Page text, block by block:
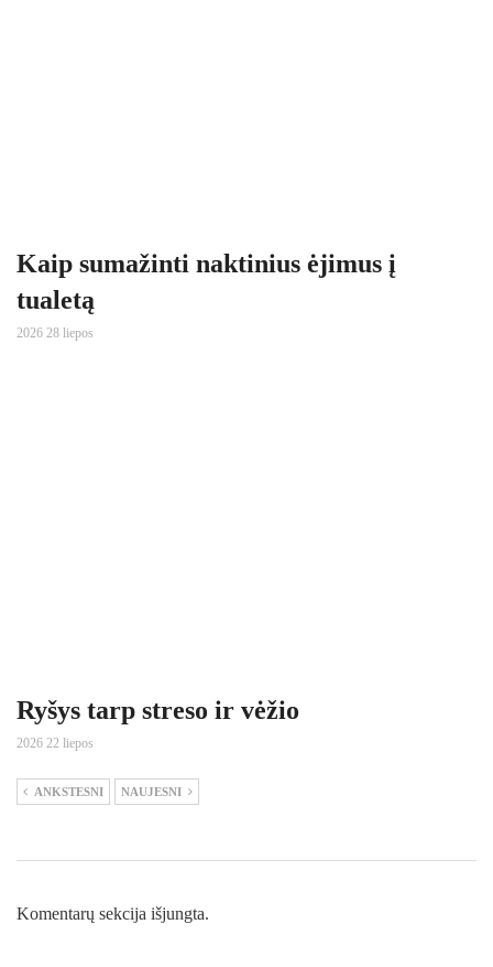
Kaip sumažinti naktinius ėjimus į
tualetą
2026 28 liepos
Ryšys tarp streso ir vėžio
2026 22 liepos
ANKSTESNI NAUJESNI
Komentarų sekcija išjungta.